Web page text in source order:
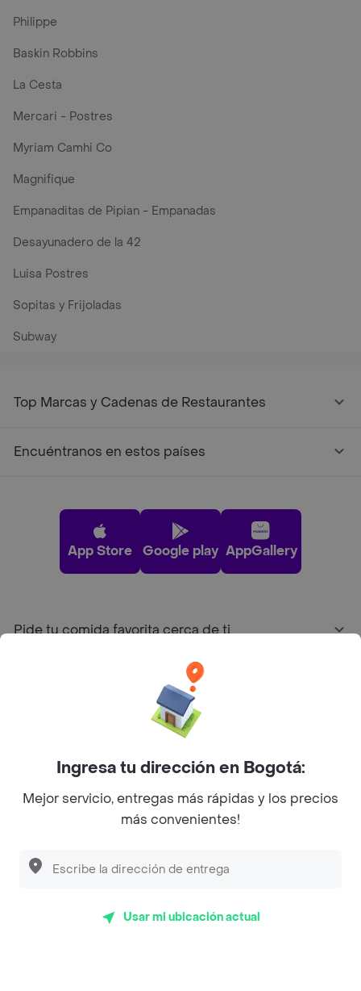
Philippe
Baskin Robbins
La Cesta
Mercari - Postres
Myriam Camhi Co
Magnifique
Empanaditas de Pipian - Empanadas
Desayunadero de la 42
Luisa Postres
Sopitas y Frijoladas
Subway
Top Marcas y Cadenas de Restaurantes
Encuéntranos en estos países
App Store Google play AppGallery
Pide tu comida favorita cerca de ti
Sobre Rappi
Facebook
Twitter
Instagram
©2026Rappi Inc. All rights reserved.
Ingresa tu dirección en Bogotá:
Mejor servicio, entregas más rápidas y los precios
más convenientes!
Usar mi ubicación actual